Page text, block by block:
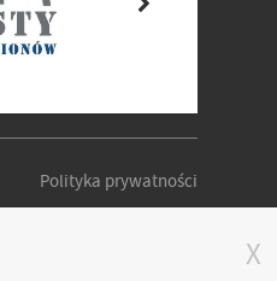
Polityka prywatności
X